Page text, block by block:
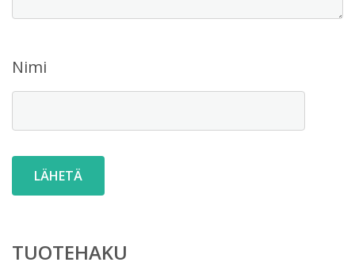
Nimi
TUOTEHAKU